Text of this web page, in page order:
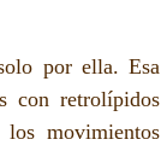
por ella. Esa
con retrolípidos
movimientos